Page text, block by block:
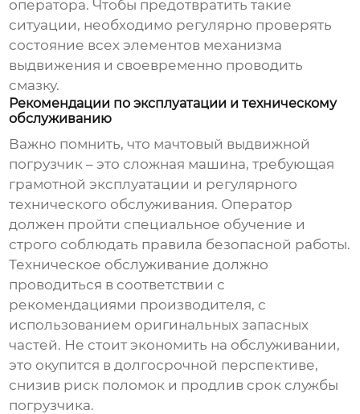
оператора. Чтобы предотвратить такие
ситуации, необходимо регулярно проверять
состояние всех элементов механизма
выдвижения и своевременно проводить
смазку.
Рекомендации по эксплуатации и техническому
обслуживанию
Важно помнить, что мачтовый выдвижной
погрузчик – это сложная машина, требующая
грамотной эксплуатации и регулярного
технического обслуживания. Оператор
должен пройти специальное обучение и
строго соблюдать правила безопасной работы.
Техническое обслуживание должно
проводиться в соответствии с
рекомендациями производителя, с
использованием оригинальных запасных
частей. Не стоит экономить на обслуживании,
это окупится в долгосрочной перспективе,
снизив риск поломок и продлив срок службы
погрузчика.